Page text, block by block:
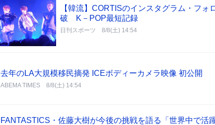
【韓流】CORTISのインスタグラム・フォ
破 K－POP最短記録
日刊スポーツ 8/8(土) 14:54
去年のLA大規模移民摘発 ICEボディーカメラ映像 初公開
ABEMA TIMES 8/8(土) 14:54
FANTASTICS・佐藤大樹が今後の挑戦を語る「世界中で活